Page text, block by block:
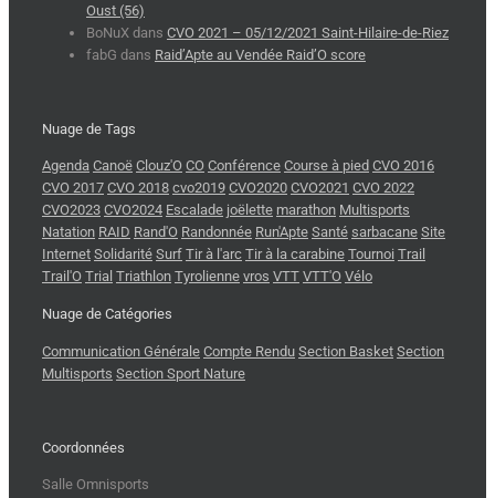
Oust (56)
BoNuX dans CVO 2021 – 05/12/2021 Saint-Hilaire-de-Riez
fabG dans Raid’Apte au Vendée Raid’O score
Nuage de Tags
Agenda Canoë Clouz'O CO Conférence Course à pied CVO 2016
CVO 2017 CVO 2018 cvo2019 CVO2020 CVO2021 CVO 2022
CVO2023 CVO2024 Escalade joëlette marathon Multisports
Natation RAID Rand'O Randonnée Run'Apte Santé sarbacane Site
Internet Solidarité Surf Tir à l'arc Tir à la carabine Tournoi Trail
Trail'O Trial Triathlon Tyrolienne vros VTT VTT'O Vélo
Nuage de Catégories
Communication Générale Compte Rendu Section Basket Section
Multisports Section Sport Nature
Coordonnées
Salle Omnisports